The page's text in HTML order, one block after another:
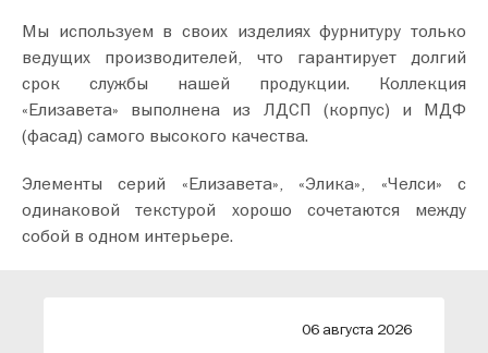
Мы используем в своих изделиях фурнитуру только
ведущих производителей, что гарантирует долгий
срок службы нашей продукции. Коллекция
«Елизавета» выполнена из ЛДСП (корпус) и МДФ
(фасад) самого высокого качества.
Элементы серий «Елизавета», «Элика», «Челси» с
одинаковой текстурой хорошо сочетаются между
собой в одном интерьере.
06 августа 2026